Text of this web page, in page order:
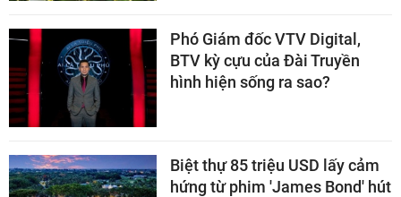
Phó Giám đốc VTV Digital,
BTV kỳ cựu của Đài Truyền
hình hiện sống ra sao?
Biệt thự 85 triệu USD lấy cảm
hứng từ phim 'James Bond' hút